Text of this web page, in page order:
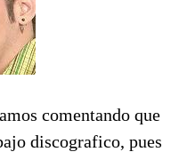
comentando que
discografico, pues